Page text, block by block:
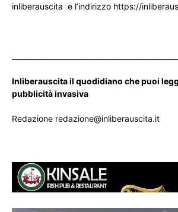
inliberauscita e l’indirizzo https://
Inliberauscita il quodidiano che puoi
pubblicità invasiva
Redazione redazione@inliberauscita.it